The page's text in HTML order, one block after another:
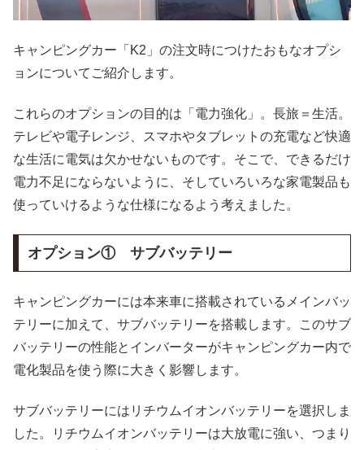
キャンピングカー「K2」の注文時につけたおもなオプシ
ョンについてご紹介します。
これらのオプションの目的は「電力強化」。長旅＝生活。
テレビや電子レンジ、スマホやタブレットの充電など快適
な生活に電気は欠かせないものです。そこで、できるだけ
電力不足にならないように、そしていろいろな家電製品も
使っていけるような仕様になるよう考えました。
オプション① サブバッテリー
キャンピングカーには本来車に搭載されているメインバッ
テリーに加えて、サブバッテリーを搭載します。このサブ
バッテリーの性能とインバーターがキャンピングカー内で
電化製品を使う際に大きく影響します。
サブバッテリーにはリチウムイオンバッテリーを選択しま
した。リチウムイオンバッテリーは大放電に強い、つまり